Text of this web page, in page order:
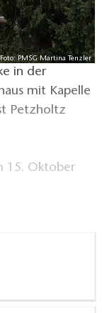
PMSG Martina Tenzler
in der
mit Kapelle
Petzholtz
15. Oktober